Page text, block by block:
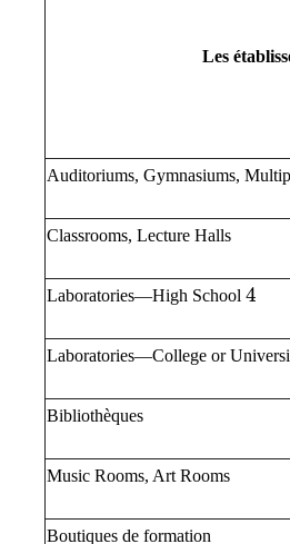
Les
Auditoriums, Gymnasiums,
Classrooms, Lecture Halls
Laboratories—High School 4
4
Laboratories—College or
Bibliothèques
Music Rooms, Art Rooms
Boutiques de formation